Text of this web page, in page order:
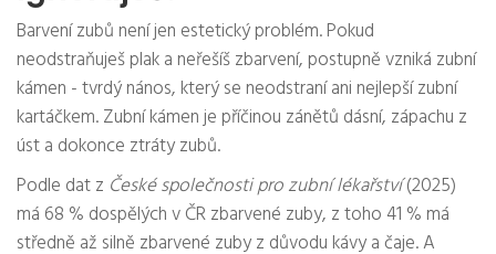
Barvení zubů není jen estetický problém. Pokud
neodstraňuješ plak a neřešíš zbarvení, postupně vzniká zubní
kámen - tvrdý nános, který se neodstraní ani nejlepší zubní
kartáčkem. Zubní kámen je příčinou zánětů dásní, zápachu z
úst a dokonce ztráty zubů.
Podle dat z České společnosti pro zubní lékařství(2025)
má 68 % dospělých v ČR zbarvené zuby, z toho 41 % má
středně až silně zbarvené zuby z důvodu kávy a čaje. A